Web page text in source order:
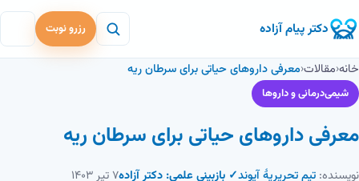
دکتر پیام آزاده رزرو نوبت
خانه‹مقالات‹معرفی داروهای حیاتی برای سرطان ریه
شیمی‌درمانی و داروها
معرفی داروهای حیاتی برای سرطان ریه
نویسنده: تیم تحریریهٔ آیوند✓ بازبینی علمی: دکتر آزاده۷ تیر ۱۴۰۳